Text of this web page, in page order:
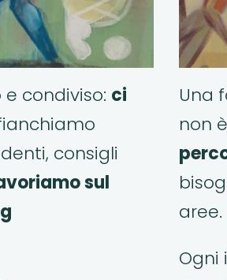
condiviso: ci
consigli
sul
Una
non
aree.
Ogni